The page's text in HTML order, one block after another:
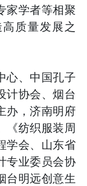
投稿
我们
须知
合作
申明
我们
家学者等相聚
质量发展之
心、中国孔子
计协会、烟台
办，济南明府
《纺织服装周
学会、山东省
专业委员会协
台明远创意生